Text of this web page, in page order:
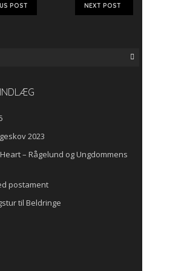
NEXT POST
POST
2023
– Rågelund og Ungdommens
postament
til Beldringe